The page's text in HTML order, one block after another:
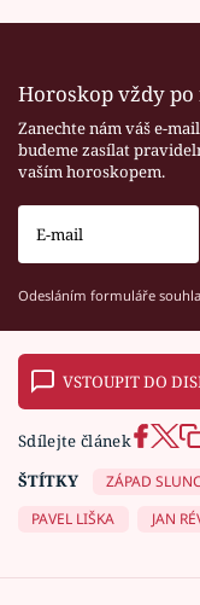
Horoskop vždy po
Zanechte nám váš e-
budeme zasílat
vaším horoskopem.
Odesláním formuláře
VSTOUPIT DO
Sdílejte článek
ŠTÍTKY
ZÁPAD
PAVEL LIŠKA
JAN